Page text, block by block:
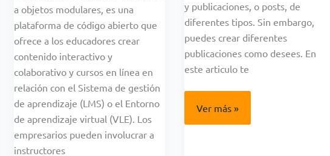
a objetos modulares, es una
plataforma de código abierto que
ofrece a los educadores crear
contenido interactivo y
colaborativo y cursos en línea en
relación con el Sistema de gestión
de aprendizaje (LMS) o el Entorno
de aprendizaje virtual (VLE). Los
empresarios pueden involucrar a
instructores
y publicaciones, o posts, de
diferentes tipos. Sin embargo,
puedes crear diferentes
publicaciones como desees. En
este articulo te
Creando
o
Ver más »